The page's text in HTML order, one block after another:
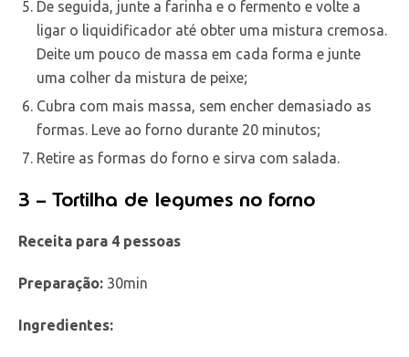
De seguida, junte a farinha e o fermento e volte a
ligar o liquidificador até obter uma mistura cremosa.
Deite um pouco de massa em cada forma e junte
uma colher da mistura de peixe;
Cubra com mais massa, sem encher demasiado as
formas. Leve ao forno durante 20 minutos;
Retire as formas do forno e sirva com salada.
3 – Tortilha de legumes no forno
Receita para 4 pessoas
Preparação: 30min
Ingredientes: